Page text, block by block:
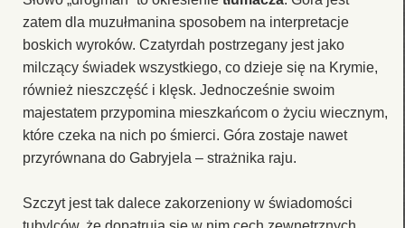
zatem dla muzułmanina sposobem na interpretacje
boskich wyroków. Czatyrdah postrzegany jest jako
milczący świadek wszystkiego, co dzieje się na Krymie,
również nieszczęść i klęsk. Jednocześnie swoim
majestatem przypomina mieszkańcom o życiu wiecznym,
które czeka na nich po śmierci. Góra zostaje nawet
przyrównana do Gabryjela – strażnika raju.
Szczyt jest tak dalece zakorzeniony w świadomości